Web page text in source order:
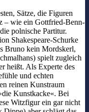
Sätze, die Figuren
– wie ein Gottfried-Benn-
polnische Partitur.
Shakespeare-Schurke
Bruno kein Mordskerl,
spielt zugleich
heißt. Als Experte des
und echten
reinen Kunstraum
Kunstkacke«. Bei
Witzfigur ein gar nicht